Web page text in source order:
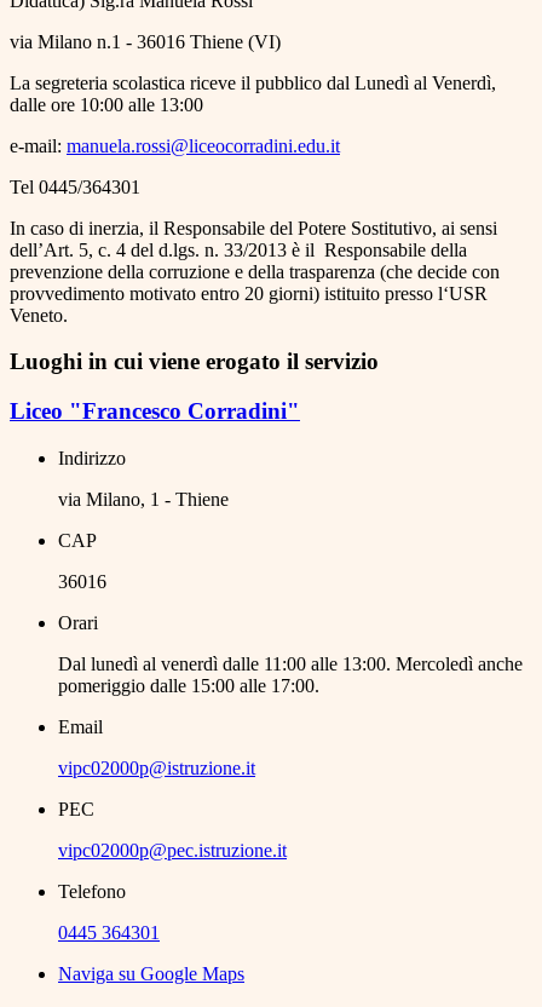
via Milano n.1 - 36016 Thiene (VI)
La segreteria scolastica riceve il pubblico dal Lunedì al Venerdì,
dalle ore 10:00 alle 13:00
e-mail: manuela.rossi@liceocorradini.edu.it
Tel 0445/364301
In caso di inerzia, il Responsabile del Potere Sostitutivo, ai sensi
dell’Art. 5, c. 4 del d.lgs. n. 33/2013 è il Responsabile della
prevenzione della corruzione e della trasparenza (che decide con
provvedimento motivato entro 20 giorni) istituito presso l‘USR
Veneto.
Luoghi in cui viene erogato il servizio
Liceo "Francesco Corradini"
Indirizzo
via Milano, 1 - Thiene
CAP
36016
Orari
Dal lunedì al venerdì dalle 11:00 alle 13:00. Mercoledì anche
pomeriggio dalle 15:00 alle 17:00.
Email
vipc02000p@istruzione.it
PEC
vipc02000p@pec.istruzione.it
Telefono
0445 364301
Naviga su Google Maps